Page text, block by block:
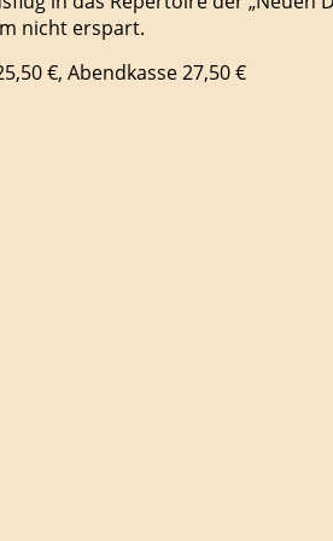
nicht erspart.
€, Abendkasse 27,50 €